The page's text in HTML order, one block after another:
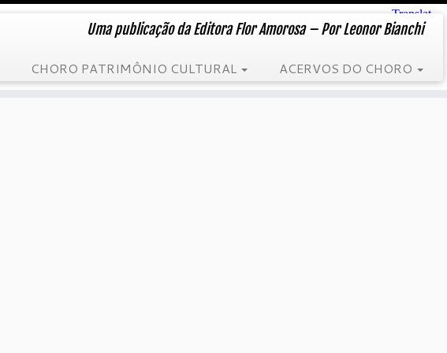
Uma publicação da Editora Flor Amorosa – Por Leonor Bianchi
CHORO PATRIMÔNIO CULTURAL ACERVOS DO CHORO